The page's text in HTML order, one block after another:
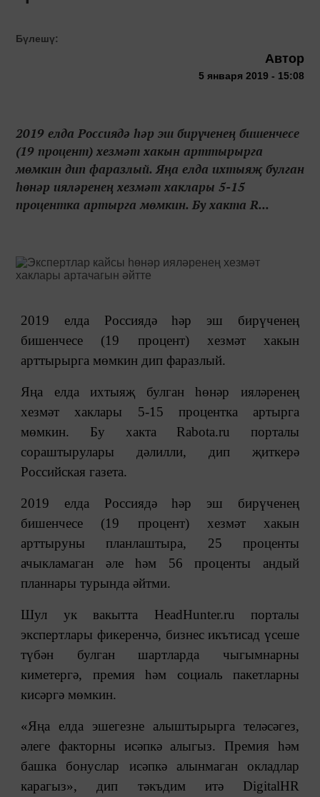
Бүлешү:
Автор
5 января 2019 - 15:08
2019 елда Россиядә һәр эш бирүченең бишенчесе
(19 процент) хезмәт хакын арттырырга
мөмкин дип фаразлый. Яңа елда ихтыяҗ булган
һөнәр ияләренең хезмәт хаклары 5-15
процентка артырга мөмкин. Бу хакта R...
2019 елда Россиядә һәр эш бирүченең
бишенчесе (19 процент) хезмәт хакын
арттырырга мөмкин дип фаразлый.
Яңа елда ихтыяҗ булган һөнәр ияләренең
хезмәт хаклары 5-15 процентка артырга
мөмкин. Бу хакта Rabota.ru порталы
сораштырулары дәлилли, дип җиткерә
Российская газета.
2019 елда Россиядә һәр эш бирүченең
бишенчесе (19 процент) хезмәт хакын
арттыруны планлаштыра, 25 проценты
ачыкламаган әле һәм 56 проценты андый
планнары турында әйтми.
Шул ук вакытта HeadHunter.ru порталы
экспертлары фикеренчә, бизнес икътисад үсеше
түбән булган шартларда чыгымнарны
киметергә, премия һәм социаль пакетларны
кисәргә мөмкин.
«Яңа елда эшегезне алыштырырга теләсәгез,
әлеге факторны исәпкә алыгыз. Премия һәм
башка бонуслар исәпкә алынмаган окладлар
карагыз», дип тәкъдим итә DigitalHR